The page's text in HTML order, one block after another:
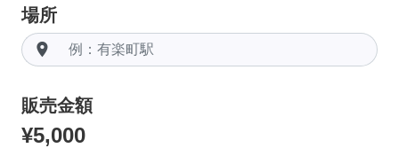
場所
room
販売金額
¥5,000